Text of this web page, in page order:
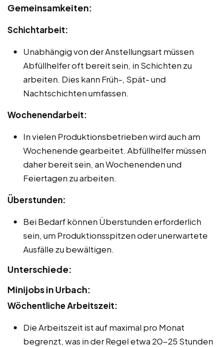
Gemeinsamkeiten:
Schichtarbeit:
Unabhängig von der Anstellungsart müssen
Abfüllhelfer oft bereit sein, in Schichten zu
arbeiten. Dies kann Früh-, Spät- und
Nachtschichten umfassen.
Wochenendarbeit:
In vielen Produktionsbetrieben wird auch am
Wochenende gearbeitet. Abfüllhelfer müssen
daher bereit sein, an Wochenenden und
Feiertagen zu arbeiten.
Überstunden:
Bei Bedarf können Überstunden erforderlich
sein, um Produktionsspitzen oder unerwartete
Ausfälle zu bewältigen.
Unterschiede:
Minijobs in Urbach:
Wöchentliche Arbeitszeit:
Die Arbeitszeit ist auf maximal pro Monat
begrenzt, was in der Regel etwa 20-25 Stunden